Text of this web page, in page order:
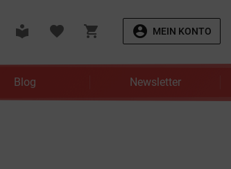
local_library favorite shopping_cart account_circle MEIN KONTO
Blog Newsletter